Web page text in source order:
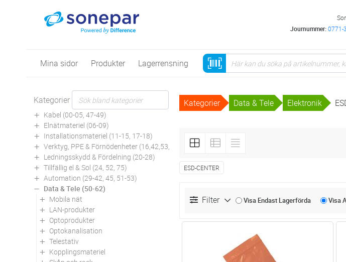
Journummer:0771-
Mina sidor Produkter Lagerrensning
Kategorier
Kabel (00-05, 47-49)
Elnätmateriel (06-09)
Installationsmateriel (11-15, 17-18)
Verktyg, PPE & Förnödenheter (16,42,53,94)
Ledningsskydd & Fördelning (20-28)
Tillfällig el & Sol (24, 52, 75)
Automation (29-42, 45, 51-53)
Data & Tele (50-62)
Mobila nät
LAN-produkter
Optoprodukter
Optokanalisation
Telestativ
Kopplingsmateriel
Kategorier Data & Tele Elektronik
ESD-CENTER
Filter Visa Endast Lagerförda Visa
Lägg i kundvagn